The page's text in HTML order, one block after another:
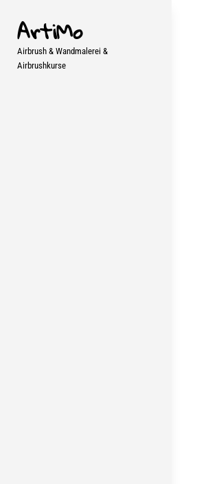
content
ArtiMo
Airbrush & Wandmalerei &
Airbrushkurse